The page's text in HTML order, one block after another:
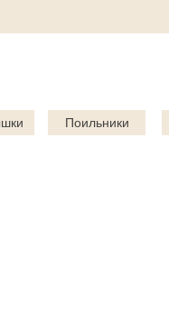
Поильники